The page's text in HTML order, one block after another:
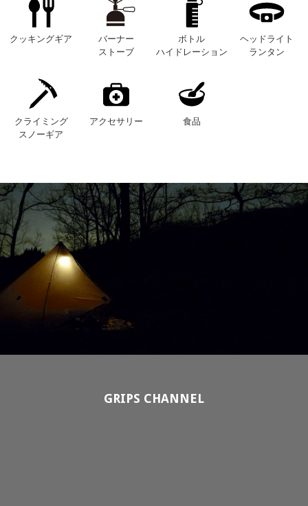
クッキングギア
バーナー
ストーブ
ボトル
ハイドレーション
ヘッドライト
ランタン
クライミング
スノーギア
アクセサリー 食品
GRIPS CHANNEL